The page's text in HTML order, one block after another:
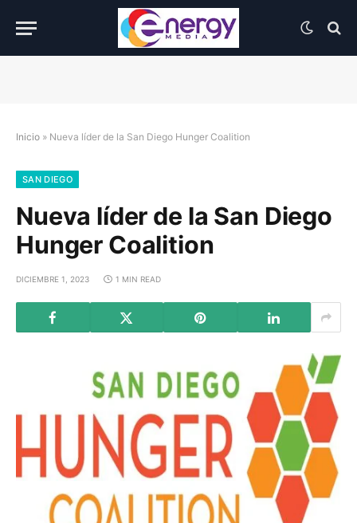
Inicio » Nueva líder de la San Diego Hunger Coalition
SAN DIEGO
Nueva líder de la San Diego
Hunger Coalition
DICIEMBRE 1, 2023 1 MIN READ